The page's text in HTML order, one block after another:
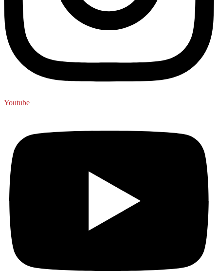
Youtube